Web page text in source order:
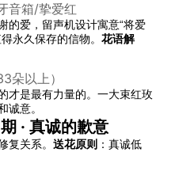
音箱/挚爱红
的爱，留声机设计寓意“将爱
永久保存的信物。 花语解
朵以上）
才是最有力量的。一大束红玫
诚意。
· 真诚的歉意
复关系。 送花原则 ：真诚低